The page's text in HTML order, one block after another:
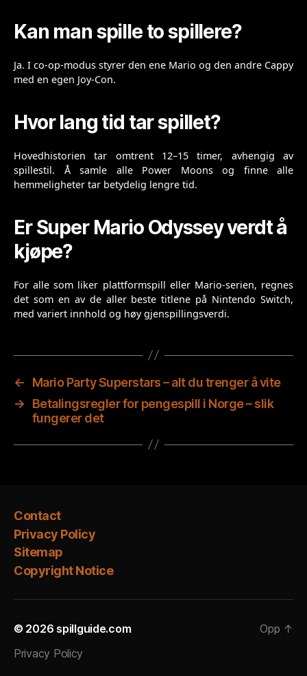
Kan man spille to spillere?
Ja. I co-op-modus styrer den ene Mario og den andre Cappy
med en egen Joy-Con.
Hvor lang tid tar spillet?
Hovedhistorien tar omtrent 12–15 timer, avhengig av
spillestil. Å samle alle Power Moons og finne alle
hemmeligheter tar betydelig lengre tid.
Er Super Mario Odyssey verdt å
kjøpe?
For alle som liker plattformspill eller Mario-serien, regnes
det som en av de aller beste titlene på Nintendo Switch,
med variert innhold og høy gjenspillingsverdi.
←
Mario Party Superstars – alt du trenger å vite
→
Betalingsregler for pengespill i Norge – slik
fungerer det
Contact
Privacy Policy
Sitemap
Copyright Notice
© 2026 spillguide.com
Privacy Policy
Opp ↑